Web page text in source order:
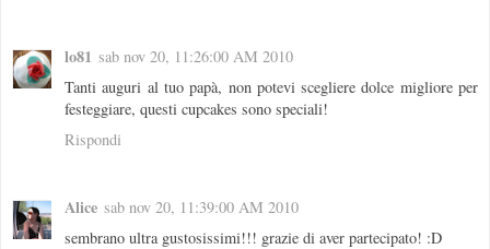
lo81 sab nov 20, 11:26:00 AM 2010
Tanti auguri al tuo papà, non potevi scegliere dolce migliore per
festeggiare, questi cupcakes sono speciali!
Rispondi
Alice sab nov 20, 11:39:00 AM 2010
sembrano ultra gustosissimi!!! grazie di aver partecipato! :D